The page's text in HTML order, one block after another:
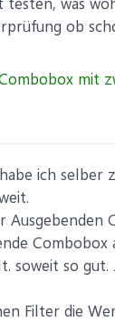
ob
ich selber
soweit so gut.
Filter die